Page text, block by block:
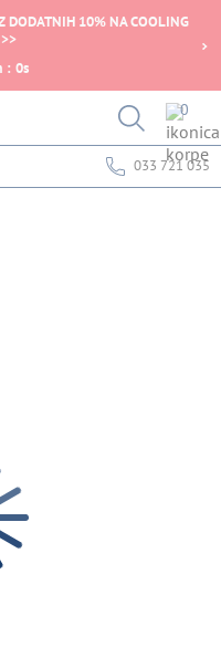
DODATNIH 10% NA COOLING
: 0s
0
033 721 035